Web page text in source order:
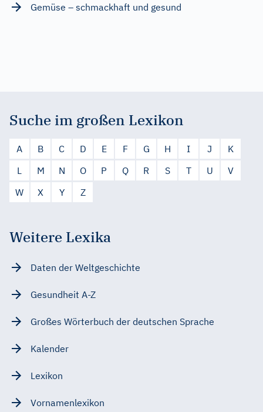
Gemüse – schmackhaft und gesund
Suche im großen Lexikon
A B C D E F G H I J
K
L
M N O P Q R S T U
V
W
X Y Z
Weitere Lexika
Daten der Weltgeschichte
Gesundheit A-Z
Großes Wörterbuch der deutschen Sprache
Kalender
Lexikon
Vornamenlexikon